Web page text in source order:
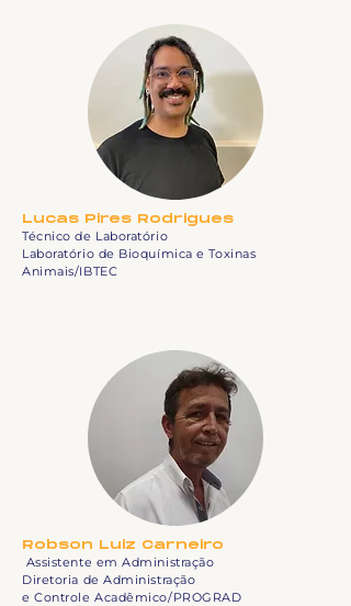
Lucas Pires Rodrigues
Técnico de Laboratório
Laboratório de Bioquímica e Toxinas
Animais/IBTEC
Robson Luiz Carneiro
Assistente em Administração
Diretoria de Administração
e Controle Acadêmico/PROGRAD